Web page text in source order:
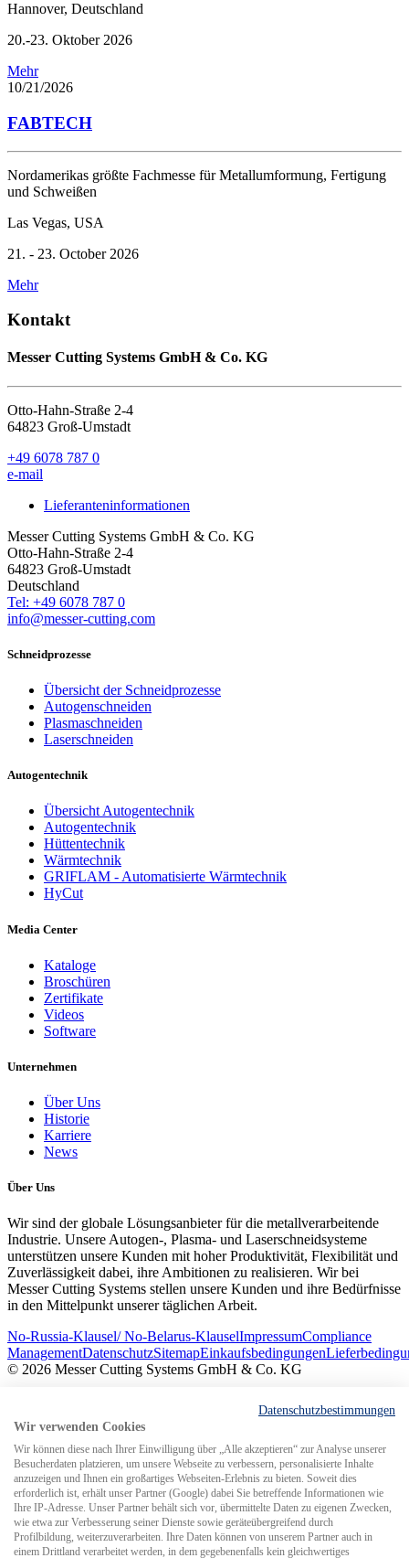
Hannover, Deutschland
20.-23. Oktober 2026
Mehr
10/21/2026
FABTECH
Nordamerikas größte Fachmesse für Metallumformung, Fertigung
und Schweißen
Las Vegas, USA
21. - 23. October 2026
Mehr
Kontakt
Messer Cutting Systems GmbH & Co. KG
Otto-Hahn-Straße 2-4
64823 Groß-Umstadt
+49 6078 787 0
e-mail
Lieferanteninformationen
Messer Cutting Systems GmbH & Co. KG
Otto-Hahn-Straße 2-4
64823 Groß-Umstadt
Deutschland
Tel: +49 6078 787 0
info@messer-cutting.com
Schneidprozesse
Übersicht der Schneidprozesse
Autogenschneiden
Plasmaschneiden
Laserschneiden
Autogentechnik
Übersicht Autogentechnik
Autogentechnik
Hüttentechnik
Wärmtechnik
GRIFLAM - Automatisierte Wärmtechnik
HyCut
Media Center
Kataloge
Broschüren
Zertifikate
Videos
Software
Unternehmen
Über Uns
Historie
Karriere
News
Über Uns
Wir sind der globale Lösungsanbieter für die metallverarbeitende
Industrie. Unsere Autogen-, Plasma- und Laserschneidsysteme
unterstützen unsere Kunden mit hoher Produktivität, Flexibilität und
Zuverlässigkeit dabei, ihre Ambitionen zu realisieren. Wir bei
Messer Cutting Systems stellen unsere Kunden und ihre Bedürfnisse
in den Mittelpunkt unserer täglichen Arbeit.
No-Russia-Klausel/ No-Belarus-KlauselImpressumCompliance
ManagementDatenschutzSitemapEinkaufsbedingungen
© 2026 Messer Cutting Systems GmbH & Co. KG
Search for
MCS weltweit
Datenschutzbestimmungen
Wir verwenden Cookies
Wir können diese nach Ihrer Einwilligung über „Alle akzeptieren“ zur Analyse unserer
Besucherdaten platzieren, um unsere Webseite zu verbessern, personalisierte Inhalte
anzuzeigen und Ihnen ein großartiges Webseiten-Erlebnis zu bieten. Soweit dies
erforderlich ist, erhält unser Partner (Google) dabei Sie betreffende Informationen wie
Ihre IP-Adresse. Unser Partner behält sich vor, übermittelte Daten zu eigenen Zwecken,
wie etwa zur Verbesserung seiner Dienste sowie geräteübergreifend durch
Profilbildung, weiterzuverarbeiten. Ihre Daten können von unserem Partner auch in
einem Drittland verarbeitet werden, in dem gegebenenfalls kein gleichwertiges